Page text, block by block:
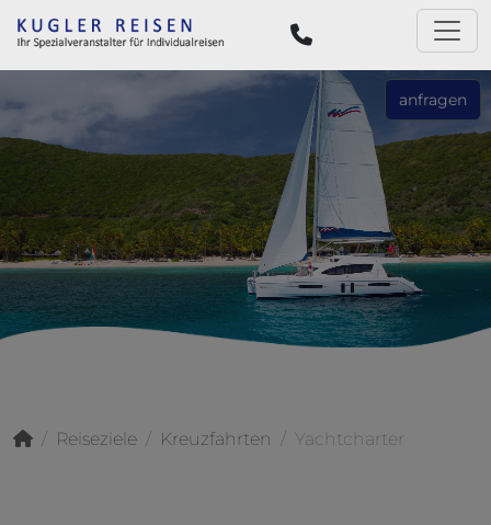
anfragen
Reiseziele Kreuzfahrten Yachtcharter